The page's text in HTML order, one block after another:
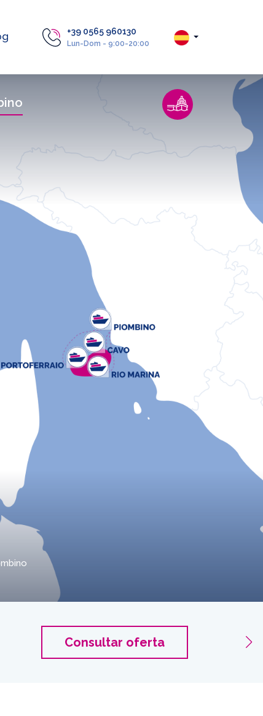
+39 0565 960130
Lun-Dom - 9:00-20:00
Consultar oferta
2